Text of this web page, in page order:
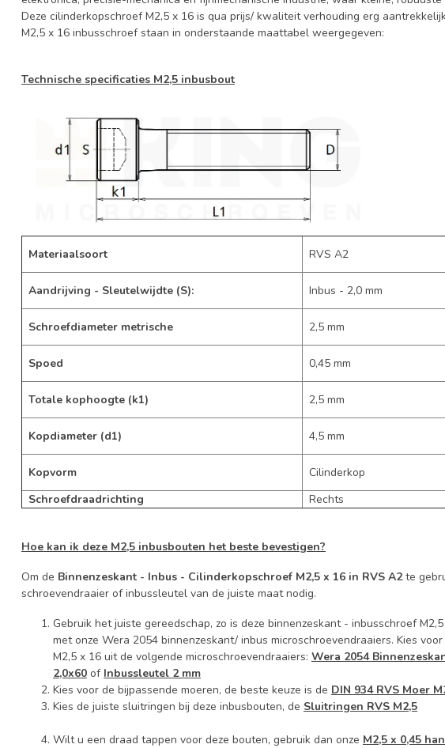
Deze cilinderkopschroef M2,5 x 16 is qua prijs/ kwaliteit verhouding erg
M2,5 x 16 inbusschroef staan in onderstaande maattabel weergegeven:
Technische specificaties M2,5 inbusbout
Materiaalsoort RVS A2
Aandrijving - Sleutelwijdte (S): Inbus - 2,0 mm
Schroefdiameter metrische 2,5 mm
Spoed 0,45 mm
Totale kophoogte (k1) 2,5 mm
Kopdiameter (d1) 4,5 mm
Kopvorm
Cilinderkop
Schroefdraadrichting
Rechts
Hoe kan ik deze M2,5 inbusbouten het beste bevestigen?
Om de Binnenzeskant - Inbus - Cilinderkopschroef M2,5 x 16 in RVS A2te
schroevendraaier of inbussleutel van de juiste maat nodig.
Gebruik het juiste gereedschap, zo is deze binnenzeskant - inbusschroef
met onze Wera 2054 binnenzeskant/ inbus microschroevendraaiers. Kies
M2,5 x 16 uit de volgende microschroevendraaiers: Wera 2054
2,0x60 of Inbussleutel 2 mm
Kies voor de bijpassende moeren, de beste keuze is de DIN 934 RVS Moer
Kies de juiste sluitringen bij deze inbusbouten, de Sluitringen RVS M2,5
Wilt u een draad tappen voor deze bouten, gebruik dan onze M2,5 x 0,45